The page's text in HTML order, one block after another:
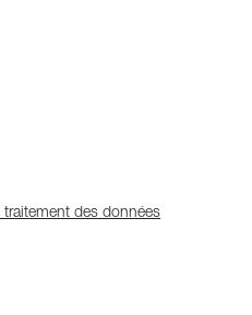
des données